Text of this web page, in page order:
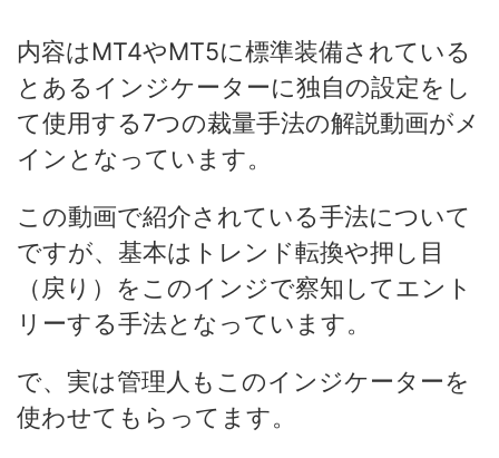
内容はMT4やMT5に標準装備されている
とあるインジケーターに独自の設定をし
て使用する7つの裁量手法の解説動画がメ
インとなっています。
この動画で紹介されている手法について
ですが、基本はトレンド転換や押し目
（戻り）をこのインジで察知してエント
リーする手法となっています。
で、実は管理人もこのインジケーターを
使わせてもらってます。